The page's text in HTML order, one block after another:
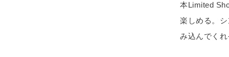
本Limited
楽しめる。
み込んでくれ